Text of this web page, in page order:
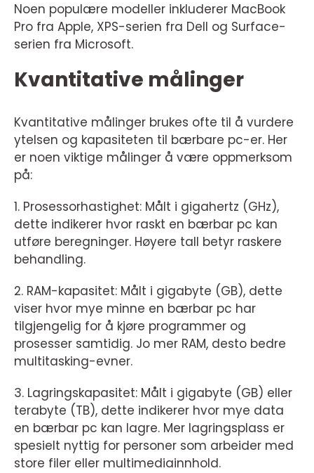
Noen populære modeller inkluderer MacBook
Pro fra Apple, XPS-serien fra Dell og Surface-
serien fra Microsoft.
Kvantitative målinger
Kvantitative målinger brukes ofte til å vurdere
ytelsen og kapasiteten til bærbare pc-er. Her
er noen viktige målinger å være oppmerksom
på:
1. Prosessorhastighet: Målt i gigahertz (GHz),
dette indikerer hvor raskt en bærbar pc kan
utføre beregninger. Høyere tall betyr raskere
behandling.
2. RAM-kapasitet: Målt i gigabyte (GB), dette
viser hvor mye minne en bærbar pc har
tilgjengelig for å kjøre programmer og
prosesser samtidig. Jo mer RAM, desto bedre
multitasking-evner.
3. Lagringskapasitet: Målt i gigabyte (GB) eller
terabyte (TB), dette indikerer hvor mye data
en bærbar pc kan lagre. Mer lagringsplass er
spesielt nyttig for personer som arbeider med
store filer eller multimediainnhold.